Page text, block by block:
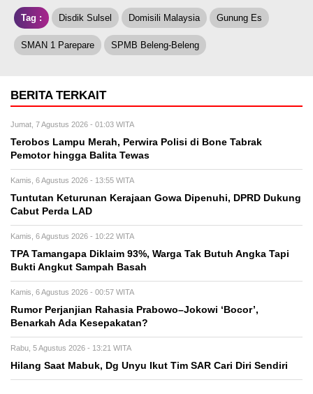
Tag : Disdik Sulsel Domisili Malaysia Gunung Es
SMAN 1 Parepare SPMB Beleng-Beleng
BERITA TERKAIT
Jumat, 7 Agustus 2026 - 01:03 WITA
Terobos Lampu Merah, Perwira Polisi di Bone Tabrak
Pemotor hingga Balita Tewas
Kamis, 6 Agustus 2026 - 13:55 WITA
Tuntutan Keturunan Kerajaan Gowa Dipenuhi, DPRD Dukung
Cabut Perda LAD
Kamis, 6 Agustus 2026 - 10:22 WITA
TPA Tamangapa Diklaim 93%, Warga Tak Butuh Angka Tapi
Bukti Angkut Sampah Basah
Kamis, 6 Agustus 2026 - 00:57 WITA
Rumor Perjanjian Rahasia Prabowo–Jokowi ‘Bocor’,
Benarkah Ada Kesepakatan?
Rabu, 5 Agustus 2026 - 13:21 WITA
Hilang Saat Mabuk, Dg Unyu Ikut Tim SAR Cari Diri Sendiri